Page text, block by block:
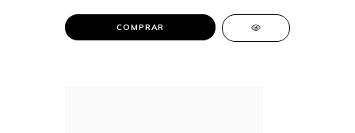
COMPRAR